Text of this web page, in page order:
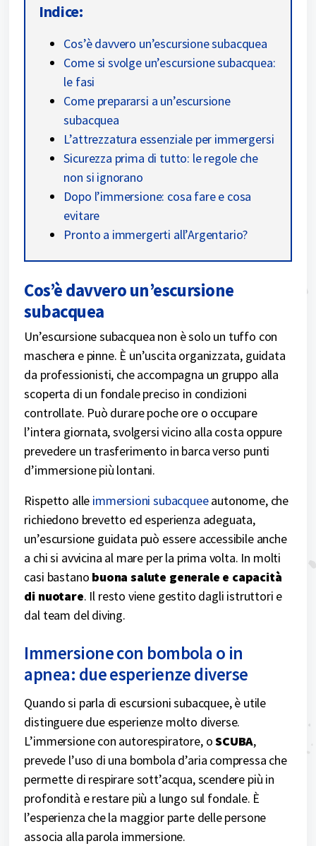
Indice:
Cos’è davvero un’escursione subacquea
Come si svolge un’escursione subacquea:
le fasi
Come prepararsi a un’escursione
subacquea
L’attrezzatura essenziale per immergersi
Sicurezza prima di tutto: le regole che
non si ignorano
Dopo l’immersione: cosa fare e cosa
evitare
Pronto a immergerti all’Argentario?
Cos’è davvero un’escursione
subacquea
Un’escursione subacquea non è solo un tuffo con
maschera e pinne. È un’uscita organizzata, guidata
da professionisti, che accompagna un gruppo alla
scoperta di un fondale preciso in condizioni
controllate. Può durare poche ore o occupare
l’intera giornata, svolgersi vicino alla costa oppure
prevedere un trasferimento in barca verso punti
d’immersione più lontani.
Rispetto alle immersioni subacqueeautonome, che
richiedono brevetto ed esperienza adeguata,
un’escursione guidata può essere accessibile anche
a chi si avvicina al mare per la prima volta. In molti
casi bastano buona salute generale e capacità
di nuotare. Il resto viene gestito dagli istruttori e
dal team del diving.
Immersione con bombola o in
apnea: due esperienze diverse
Quando si parla di escursioni subacquee, è utile
distinguere due esperienze molto diverse.
L’immersione con autorespiratore, oSCUBA,
prevede l’uso di una bombola d’aria compressa che
permette di respirare sott’acqua, scendere più in
profondità e restare più a lungo sul fondale. È
l’esperienza che la maggior parte delle persone
associa alla parola immersione.